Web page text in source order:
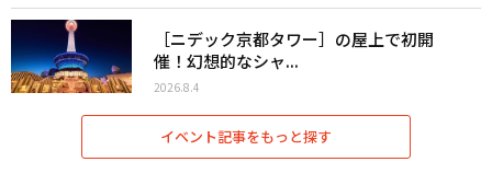
［ニデック京都タワー］の屋上で初開
催！幻想的なシャ...
2026.8.4
イベント記事をもっと探す